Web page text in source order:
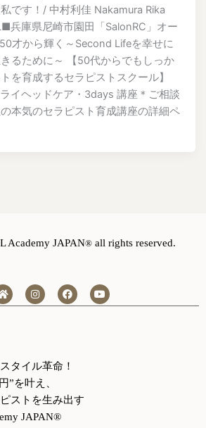
です！/ 中村利佳 Nakamura Rika
兵庫県尼崎市園田「SalonRC」オー
才から輝く～Second Lifeを幸せに
るために～ 【50代からでもしっか
を育成するセラピストスクール】
イヘッドケア・3days 講座＊ご相談
本気のセラピスト育成講座の詳細ペ
Academy JAPAN® all rights reserved.
H
o
m
I
n
s
m
F
a
c
Y
o
u
タイル革命！
”を叶え、
ストを生み出す
JAPAN®